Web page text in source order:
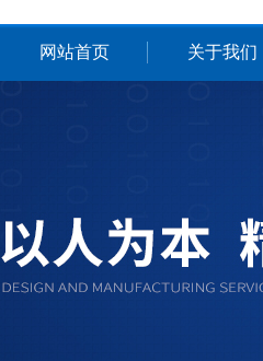
网站首页 关于我们